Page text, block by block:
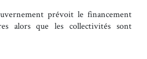
prévoit le financement
alors que les collectivités sont